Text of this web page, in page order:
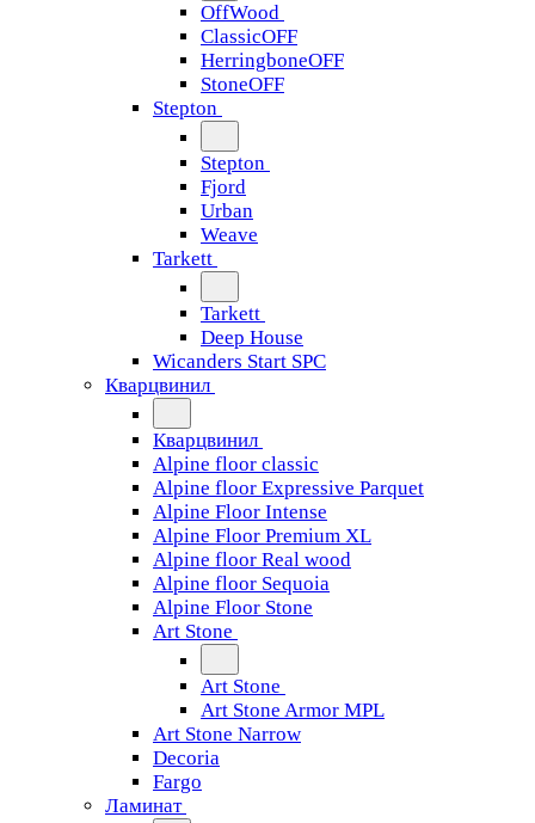
OffWood
ClassicOFF
HerringboneOFF
StoneOFF
Stepton
Stepton
Fjord
Urban
Weave
Tarkett
Tarkett
Deep House
Wicanders Start SPC
Кварцвинил
Кварцвинил
Alpine floor classic
Alpine floor Expressive Parquet
Alpine Floor Intense
Alpine Floor Premium XL
Alpine floor Real wood
Alpine floor Sequoia
Alpine Floor Stone
Art Stone
Art Stone
Art Stone Armor MPL
Art Stone Narrow
Decoria
Fargo
Ламинат